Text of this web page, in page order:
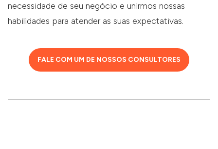
necessidade de seu negócio e unirmos nossas
habilidades para atender as suas expectativas.
FALE COM UM DE NOSSOS CONSULTORES